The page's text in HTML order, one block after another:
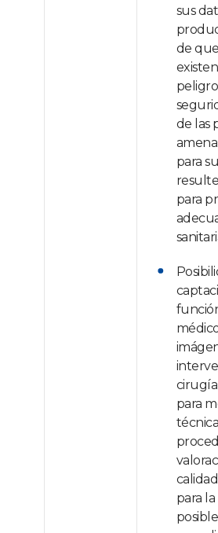
sus
de
de las
para
para
para
para